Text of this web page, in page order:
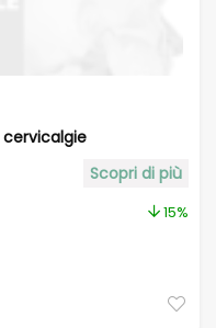
Scopri di più
15%